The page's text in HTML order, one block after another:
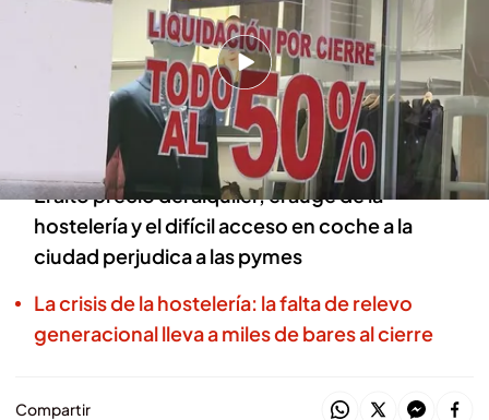
Redacción digital Noticias Cuatro Marta Aguirregomezcorta
Las empresas pequeñas que echan el cierre en
las ciudades españolas se cuentan por
decenas
El alto precio del alquiler, el auge de la
hostelería y el difícil acceso en coche a la
ciudad perjudica a las pymes
La crisis de la hostelería: la falta de relevo
generacional lleva a miles de bares al cierre
Compartir